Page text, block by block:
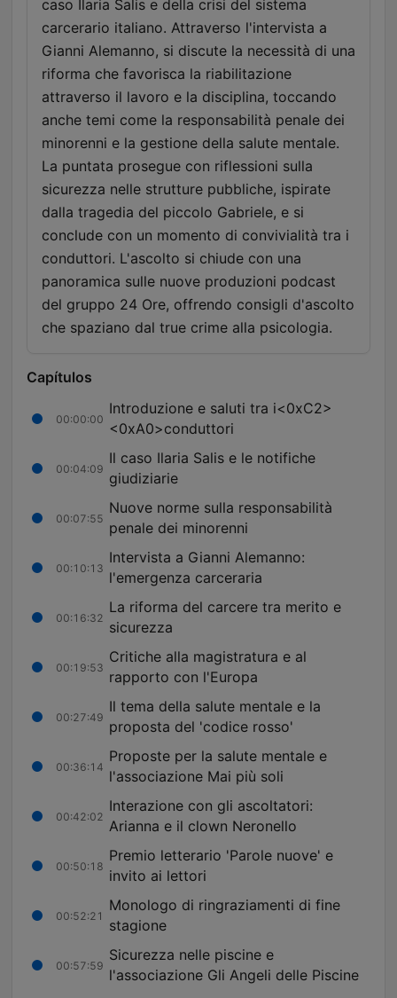
caso Ilaria Salis e della crisi del sistema
carcerario italiano. Attraverso l'intervista a
Gianni Alemanno, si discute la necessità di una
riforma che favorisca la riabilitazione
attraverso il lavoro e la disciplina, toccando
anche temi come la responsabilità penale dei
minorenni e la gestione della salute mentale.
La puntata prosegue con riflessioni sulla
sicurezza nelle strutture pubbliche, ispirate
dalla tragedia del piccolo Gabriele, e si
conclude con un momento di convivialità tra i
conduttori. L'ascolto si chiude con una
panoramica sulle nuove produzioni podcast
del gruppo 24 Ore, offrendo consigli d'ascolto
che spaziano dal true crime alla psicologia.
Capítulos
00:00:00
Introduzione e saluti tra i<0xC2>
<0xA0>conduttori
00:04:09
Il caso Ilaria Salis e le notifiche
giudiziarie
00:07:55
Nuove norme sulla responsabilità
penale dei minorenni
00:10:13
Intervista a Gianni Alemanno:
l'emergenza carceraria
00:16:32
La riforma del carcere tra merito e
sicurezza
00:19:53
Critiche alla magistratura e al
rapporto con l'Europa
00:27:49
Il tema della salute mentale e la
proposta del 'codice rosso'
00:36:14
Proposte per la salute mentale e
l'associazione Mai più soli
00:42:02
Interazione con gli ascoltatori:
Arianna e il clown Neronello
00:50:18
Premio letterario 'Parole nuove' e
invito ai lettori
00:52:21
Monologo di ringraziamenti di fine
stagione
00:57:59
Sicurezza nelle piscine e
l'associazione Gli Angeli delle Piscine